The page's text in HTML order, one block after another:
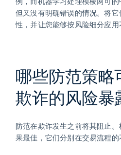
但又没有明确错误的情况。将
性，并让您能够按风险细分应用
哪些防范策略
欺诈的风险暴
防范在欺诈发生之前将其阻止
果最佳，它们分别在交易流程的